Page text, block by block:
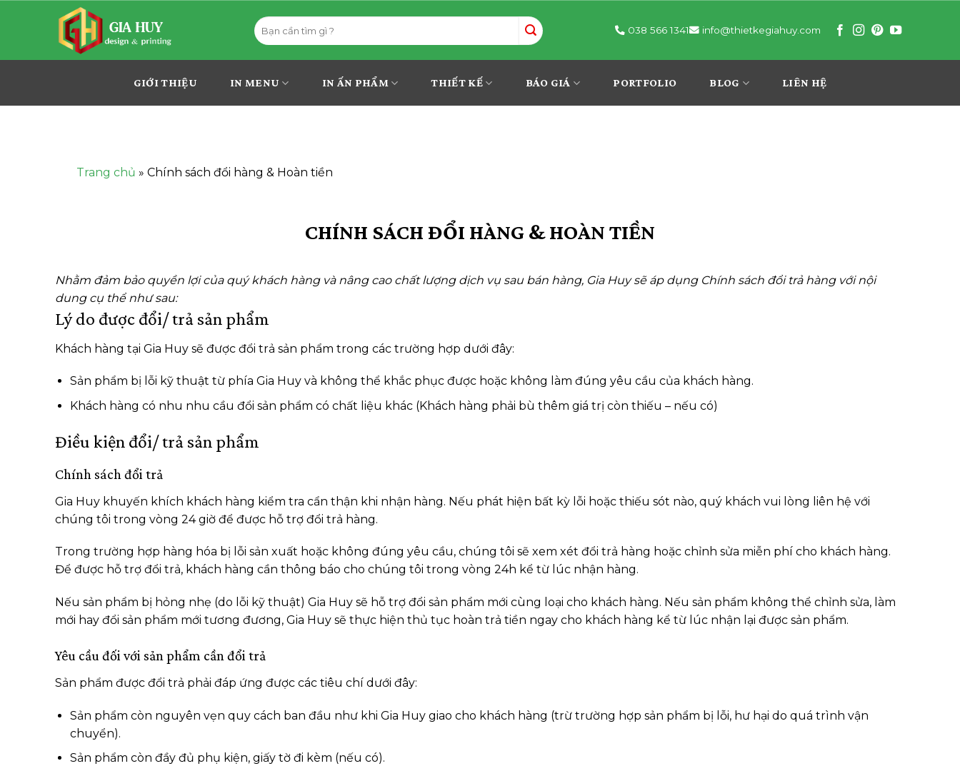
dung
Tìm
kiếm:
038 566 1341 info@thietkegiahuy.com
GIỚI THIỆU IN MENU IN ẤN PHẨM THIẾT KẾ BÁO GIÁ PORTFOLIO BLOG LIÊN HỆ
Trang chủ » Chính sách đổi hàng & Hoàn tiền
CHÍNH SÁCH ĐỔI HÀNG & HOÀN TIỀN
Nhằm đảm bảo quyền lợi của quý khách hàng và nâng cao chất lượng dịch vụ sau bán hàng, Gia Huy sẽ áp dụng Chính sách đổi trả hàng với nội
dung cụ thể như sau:
Lý do được đổi/ trả sản phẩm
Khách hàng tại Gia Huy sẽ được đổi trả sản phẩm trong các trường hợp dưới đây:
Sản phẩm bị lỗi kỹ thuật từ phía Gia Huy và không thể khắc phục được hoặc không làm đúng yêu cầu của khách hàng.
Khách hàng có nhu nhu cầu đổi sản phẩm có chất liệu khác (Khách hàng phải bù thêm giá trị còn thiếu – nếu có)
Điều kiện đổi/ trả sản phẩm
Chính sách đổi trả
Gia Huy khuyến khích khách hàng kiểm tra cẩn thận khi nhận hàng. Nếu phát hiện bất kỳ lỗi hoặc thiếu sót nào, quý khách vui lòng liên hệ với
chúng tôi trong vòng 24 giờ để được hỗ trợ đổi trả hàng.
Trong trường hợp hàng hóa bị lỗi sản xuất hoặc không đúng yêu cầu, chúng tôi sẽ xem xét đổi trả hàng hoặc chỉnh sửa miễn phí cho khách hàng.
Để được hỗ trợ đổi trả, khách hàng cần thông báo cho chúng tôi trong vòng 24h kể từ lúc nhận hàng.
Nếu sản phẩm bị hỏng nhẹ (do lỗi kỹ thuật) Gia Huy sẽ hỗ trợ đổi sản phẩm mới cùng loại cho khách hàng. Nếu sản phẩm không thể chỉnh sửa, làm
mới hay đổi sản phẩm mới tương đương, Gia Huy sẽ thực hiện thủ tục hoàn trả tiền ngay cho khách hàng kể từ lúc nhận lại được sản phẩm.
Yêu cầu đối với sản phẩm cần đổi trả
Sản phẩm được đổi trả phải đáp ứng được các tiêu chí dưới đây:
Sản phẩm còn nguyên vẹn quy cách ban đầu như khi Gia Huy giao cho khách hàng (trừ trường hợp sản phẩm bị lỗi, hư hại do quá trình vận
chuyển).
Sản phẩm còn đầy đủ phụ kiện, giấy tờ đi kèm (nếu có).